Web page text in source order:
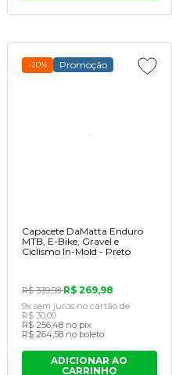
-20% Promoção
Capacete DaMatta Enduro
MTB, E-Bike, Gravel e
Ciclismo In-Mold - Preto
R$ 339,98R$ 269,98
9x sem juros no cartãode
R$ 30,00
R$ 256,48 no pix
R$ 264,58 no boleto
ADICIONAR AO
CARRINHO